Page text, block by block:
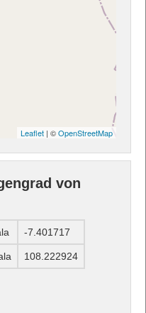
Leaflet | ©OpenStreetMap
von
-7.401717
108.222924